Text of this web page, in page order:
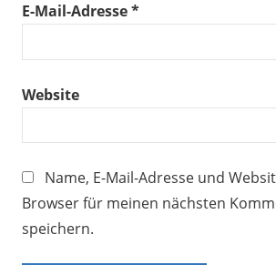
E-Mail-Adresse*
Website
Name, E-Mail-Adresse und
Browser für meinen nächsten
speichern.